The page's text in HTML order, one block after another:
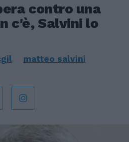
contro una
c'è, Salvini lo
matteo salvini